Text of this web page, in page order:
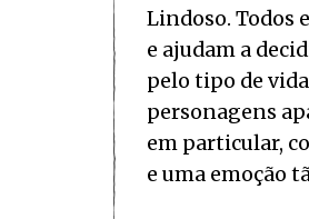
Lindoso. Todos
e ajudam a
pelo tipo de
personagens
em particular,
e uma emoção